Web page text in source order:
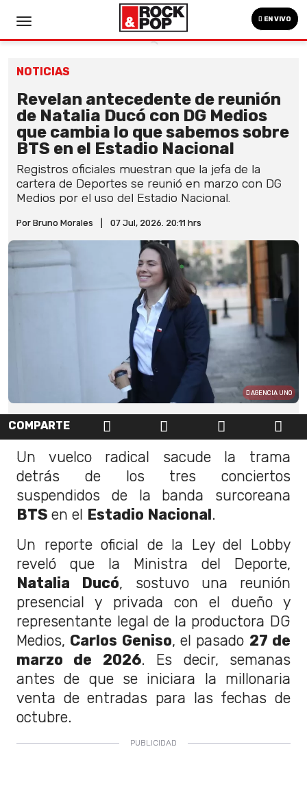
EN VIVO
NOTICIAS
Revelan antecedente de reunión
de Natalia Ducó con DG Medios
que cambia lo que sabemos sobre
BTS en el Estadio Nacional
Registros oficiales muestran que la jefa de la
cartera de Deportes se reunió en marzo con DG
Medios por el uso del Estadio Nacional.
Por Bruno Morales 07 Jul, 2026. 20:11 hrs
AGENCIA UNO
COMPARTE
Un vuelco radical sacude la trama
detrás de los tres conciertos
suspendidos de la banda surcoreana
BTS en el Estadio Nacional.
Un reporte oficial de la Ley del Lobby
reveló que la Ministra del Deporte,
Natalia Ducó, sostuvo una reunión
presencial y privada con el dueño y
representante legal de la productora DG
Medios, Carlos Geniso, el pasado 27 de
marzo de 2026. Es decir, semanas
antes de que se iniciara la millonaria
venta de entradas para las fechas de
octubre.